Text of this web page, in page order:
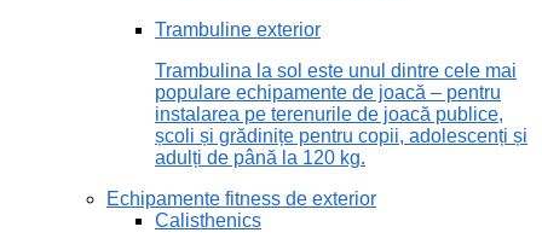
Trambuline exterior
Trambulina la sol este unul dintre cele mai
populare echipamente de joacă – pentru
instalarea pe terenurile de joacă publice,
școli și grădinițe pentru copii, adolescenți și
adulți de până la 120 kg.
Echipamente fitness de exterior
Calisthenics